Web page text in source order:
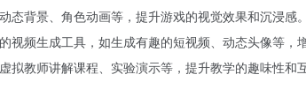
态背景、角色动画等，提升游戏的视觉效果和沉浸感。
视频生成工具，如生成有趣的短视频、动态头像等，
拟教师讲解课程、实验演示等，提升教学的趣味性和